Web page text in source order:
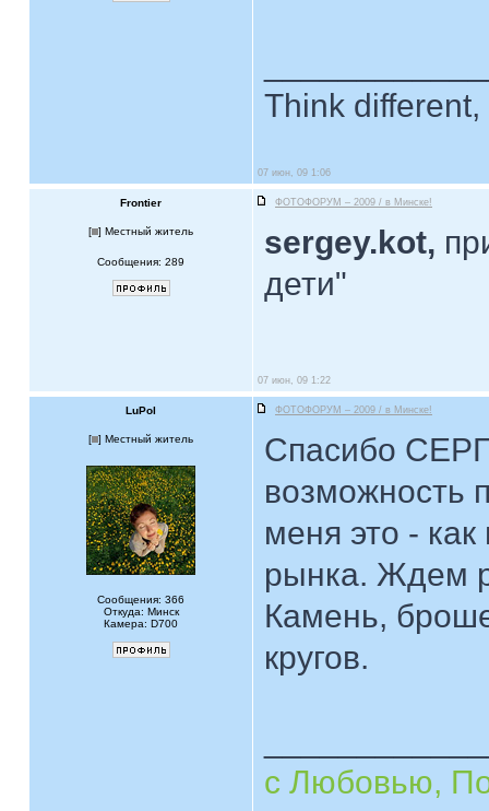
Think
07 июн, 09 1:06
Frontier ФОТОФОРУМ – 2009 / в Минске!
[ ] Местный житель
Сообщения: 289
sergey.kot,
дети"
07 июн, 09 1:22
LuPol ФОТОФОРУМ – 2009 / в Минске!
[ ] Местный житель
Сообщения: 366
Откуда: Минск
Камера: D700
Спасибо
возможность
меня это -
рынка. Ждем
Камень,
кругов.
с Любовью,